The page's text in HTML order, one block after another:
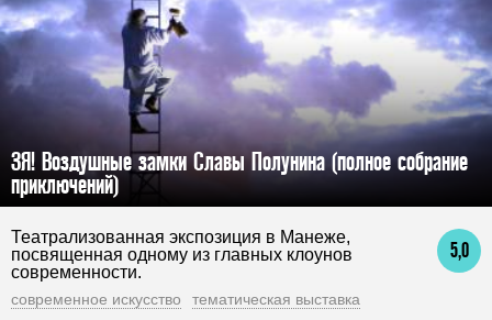
ЗЯ! Воздушные замки Славы Полунина (полное собрание
приключений)
5,0
Театрализованная экспозиция в Манеже,
посвященная одному из главных клоунов
современности.
современное искусство тематическая выставка